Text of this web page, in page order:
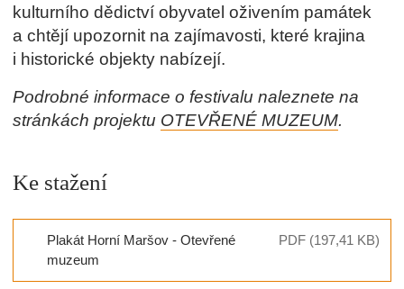
kulturního dědictví obyvatel oživením památek
a chtějí upozornit na zajímavosti, které krajina
i historické objekty nabízejí.
Podrobné informace o festivalu naleznete na
stránkách projektu OTEVŘENÉ MUZEUM.
Ke stažení
Plakát Horní Maršov - Otevřené
muzeum
PDF (197,41 KB)